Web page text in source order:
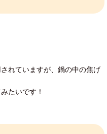
れていますが、鍋の中の焦げ
たいです！